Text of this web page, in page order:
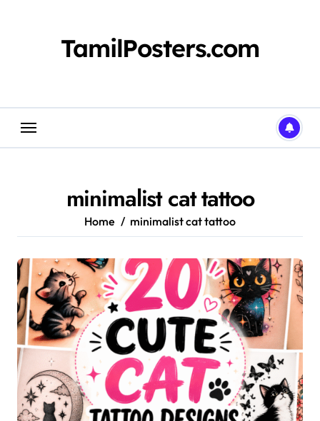
TamilPosters.com
minimalist cat tattoo
Home minimalist cat tattoo